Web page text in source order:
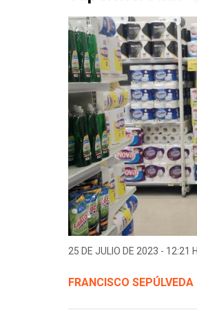
25 DE JULIO DE 2023 - 12:21
FRANCISCO SEPÚLVEDA